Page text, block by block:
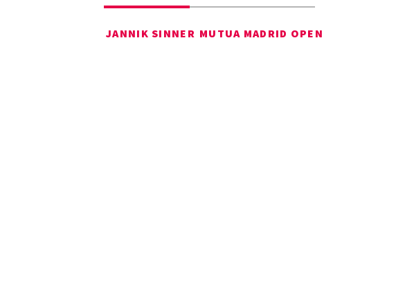
JANNIK SINNER MUTUA MADRID OPEN